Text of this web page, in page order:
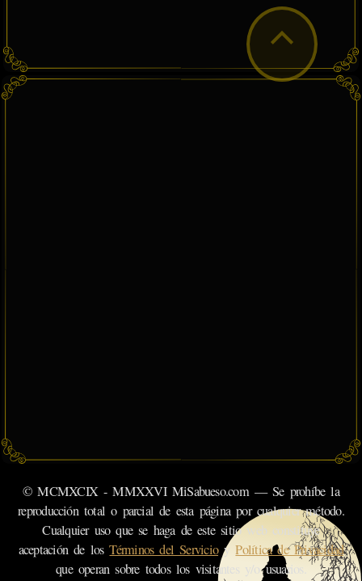
© MCMXCIX - MMXXVI MiSabueso.com — Se prohíbe la
reproducción total o parcial de esta página por cualquier método.
Cualquier uso que se haga de este sitio web constituye
aceptación de losTérminos del ServicioyPolítica de Privacidad
que operan sobre todos los visitantes y/o usuarios.